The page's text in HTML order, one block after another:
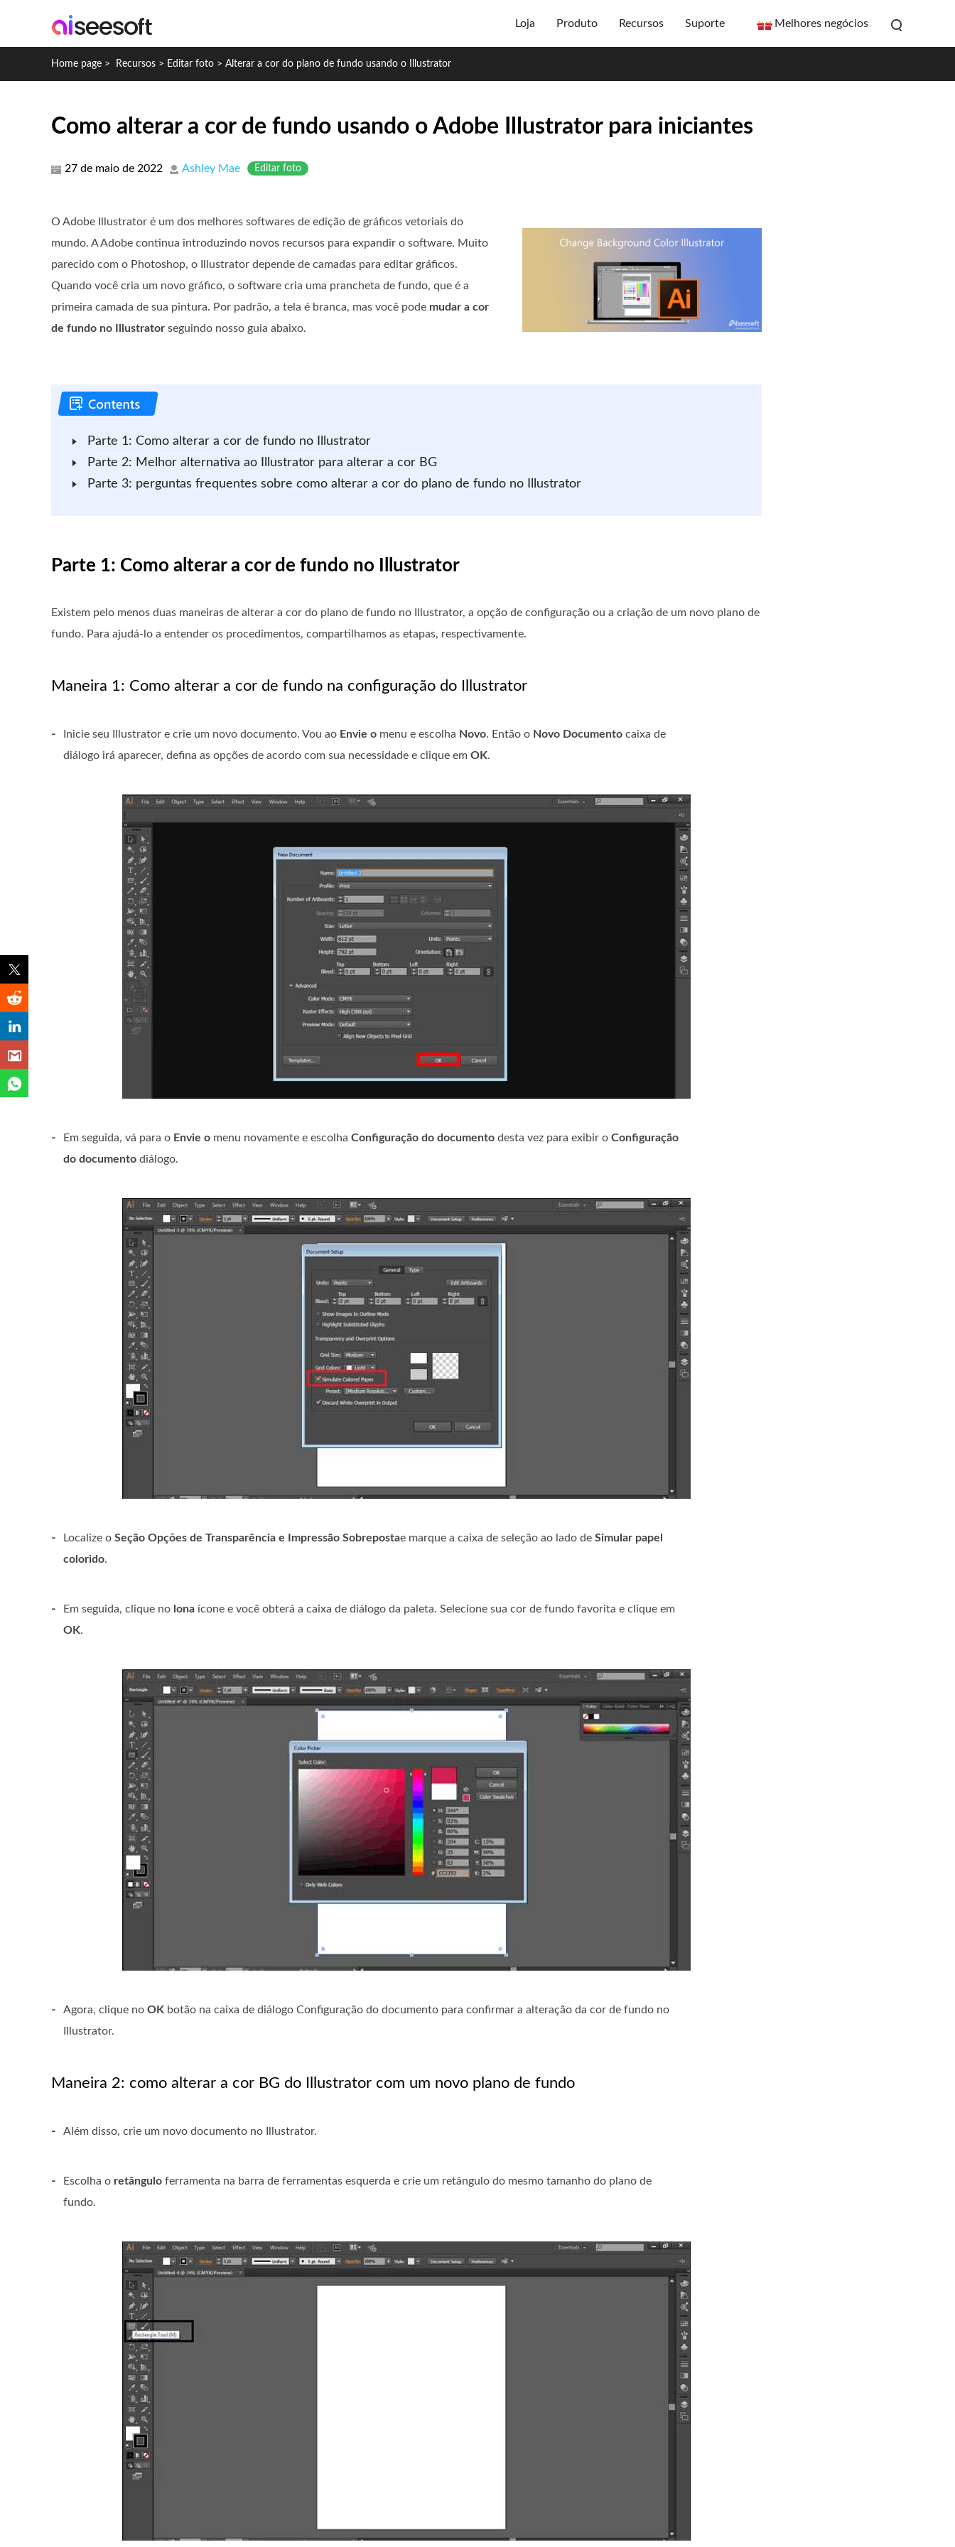
Loja Produto Recursos Suporte Melhores negócios
Home page > Recursos > Editar foto > Alterar a cor do plano de fundo usando o Illustrator
Como alterar a cor de fundo usando o Adobe Illustrator para iniciantes
27 de maio de 2022 Ashley Mae Editar foto
O Adobe Illustrator é um dos melhores softwares de edição de gráficos vetoriais do
mundo. A Adobe continua introduzindo novos recursos para expandir o software. Muito
parecido com o Photoshop, o Illustrator depende de camadas para editar gráficos.
Quando você cria um novo gráfico, o software cria uma prancheta de fundo, que é a
primeira camada de sua pintura. Por padrão, a tela é branca, mas você pode mudar a cor
de fundo no Illustrator seguindo nosso guia abaixo.
Parte 1: Como alterar a cor de fundo no Illustrator
Parte 2: Melhor alternativa ao Illustrator para alterar a cor BG
Parte 3: perguntas frequentes sobre como alterar a cor do plano de fundo no Illustrator
Parte 1: Como alterar a cor de fundo no Illustrator
Existem pelo menos duas maneiras de alterar a cor do plano de fundo no Illustrator, a opção de configuração ou a criação de um novo plano de
fundo. Para ajudá-lo a entender os procedimentos, compartilhamos as etapas, respectivamente.
Maneira 1: Como alterar a cor de fundo na configuração do Illustrator
- Inicie seu Illustrator e crie um novo documento. Vou ao Envie o menu e escolha Novo. Então o Novo Documento caixa de
diálogo irá aparecer, defina as opções de acordo com sua necessidade e clique em OK.
- Em seguida, vá para o Envie o menu novamente e escolha Configuração do documento desta vez para exibir o Configuração
do documento diálogo.
- Localize o Seção Opções de Transparência e Impressão Sobrepostae marque a caixa de seleção ao lado de Simular papel
colorido.
- Em seguida, clique no lona ícone e você obterá a caixa de diálogo da paleta. Selecione sua cor de fundo favorita e clique em
OK.
- Agora, clique no OK botão na caixa de diálogo Configuração do documento para confirmar a alteração da cor de fundo no
Illustrator.
Maneira 2: como alterar a cor BG do Illustrator com um novo plano de fundo
- Além disso, crie um novo documento no Illustrator.
- Escolha o retângulo ferramenta na barra de ferramentas esquerda e crie um retângulo do mesmo tamanho do plano de
fundo.